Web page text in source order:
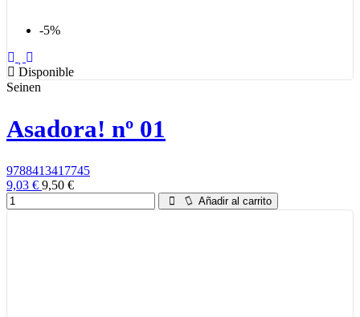
-5%
Disponible
Seinen
Asadora! nº 01
9788413417745
9,03 € 9,50 €
Añadir al carrito